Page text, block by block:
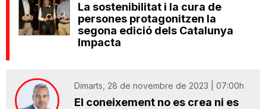
La sostenibilitat i la cura de
persones protagonitzen la
segona edició dels Catalunya
Impacta
Dimarts, 28 de novembre de 2023 | 07:00h
El coneixement no es crea ni es